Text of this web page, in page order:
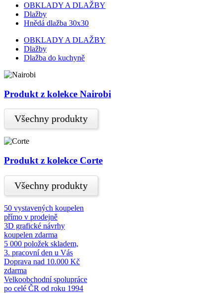
OBKLADY A DLAŽBY
Dlažby
Hnědá dlažba 30x30
OBKLADY A DLAŽBY
Dlažby
Dlažba do kuchyně
Produkt z kolekce Nairobi
Všechny produkty
Produkt z kolekce Corte
Všechny produkty
50 vystavených koupelen
přímo v prodejně
3D grafické návrhy
koupelen zdarma
5 000 položek skladem,
3. pracovní den u Vás
Doprava nad 10.000 Kč
zdarma
Velkoobchodní spolupráce
po celé ČR od roku 1994